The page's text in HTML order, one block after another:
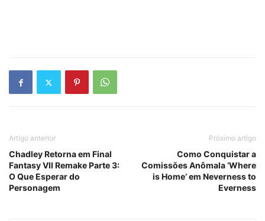
Artigo anterior
Chadley Retorna em Final
Fantasy VII Remake Parte 3:
O Que Esperar do
Personagem
Próximo artigo
Como Conquistar a
Comissões Anômala ‘Where
is Home’ em Neverness to
Everness